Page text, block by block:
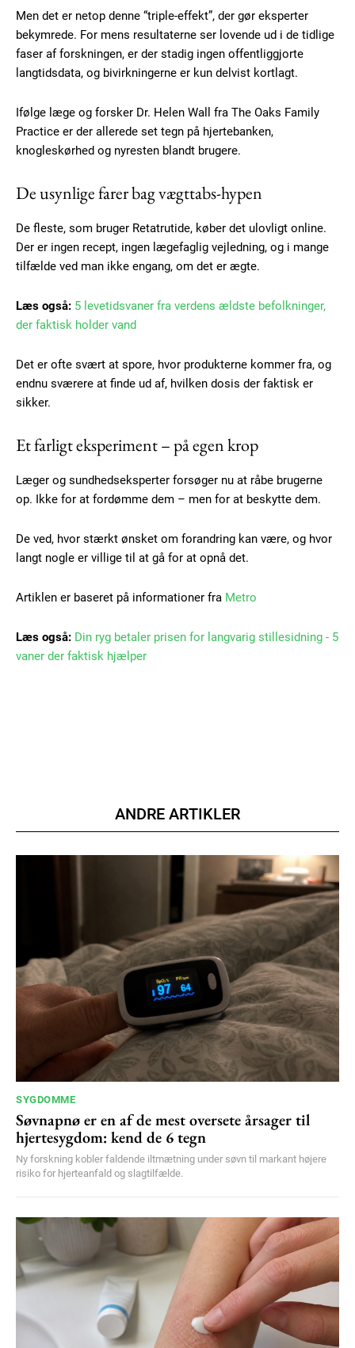
Free limited access
Gratis / forever
Etiam est nibh, lobortis sit
Praesent euismod ac
Nullam eu erat condimentum
Orci varius natoque dolor
Member full access
100DKK / year
Etiam est nibh, lobortis sit
Ut mollis pellentesque tortor
Nullam eu erat condimentum
Orci varius natoque dolor
YEARLY PRICING
Men det er netop denne “triple-effekt”, der gør eksperter
bekymrede. For mens resultaterne ser lovende ud i de tidlige
faser af forskningen, er der stadig ingen offentliggjorte
langtidsdata, og bivirkningerne er kun delvist kortlagt.
Ifølge læge og forsker Dr. Helen Wall fra The Oaks Family
Practice er der allerede set tegn på hjertebanken,
knogleskørhed og nyresten blandt brugere.
De usynlige farer bag vægttabs-hypen
De fleste, som bruger Retatrutide, køber det ulovligt online.
Der er ingen recept, ingen lægefaglig vejledning, og i mange
tilfælde ved man ikke engang, om det er ægte.
Læs også: 5 levetidsvaner fra verdens ældste befolkninger,
der faktisk holder vand
Det er ofte svært at spore, hvor produkterne kommer fra, og
endnu sværere at finde ud af, hvilken dosis der faktisk er
sikker.
Et farligt eksperiment – på egen krop
Læger og sundhedseksperter forsøger nu at råbe brugerne
op. Ikke for at fordømme dem – men for at beskytte dem.
De ved, hvor stærkt ønsket om forandring kan være, og hvor
langt nogle er villige til at gå for at opnå det.
Artiklen er baseret på informationer fra Metro
Læs også: Din ryg betaler prisen for langvarig stillesidning - 5
vaner der faktisk hjælper
ANDRE ARTIKLER
SYGDOMME
Søvnapnø er en af de mest oversete årsager til
hjertesygdom: kend de 6 tegn
Ny forskning kobler faldende iltmætning under søvn til markant højere
risiko for hjerteanfald og slagtilfælde.